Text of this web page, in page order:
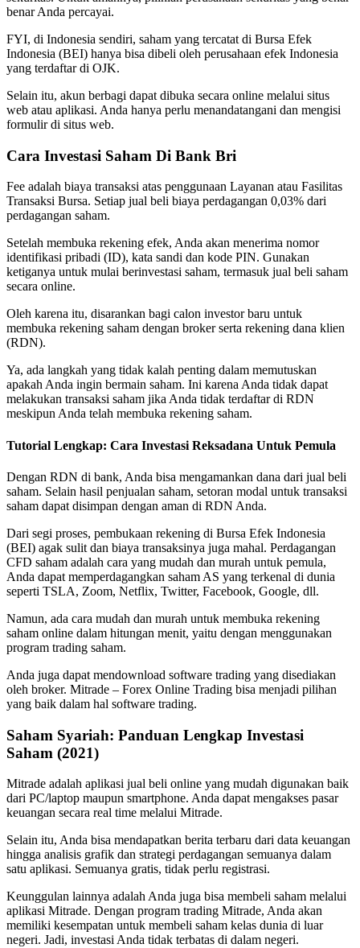
benar Anda percayai.
FYI, di Indonesia sendiri, saham yang tercatat di Bursa Efek
Indonesia (BEI) hanya bisa dibeli oleh perusahaan efek Indonesia
yang terdaftar di OJK.
Selain itu, akun berbagi dapat dibuka secara online melalui situs
web atau aplikasi. Anda hanya perlu menandatangani dan mengisi
formulir di situs web.
Cara Investasi Saham Di Bank Bri
Fee adalah biaya transaksi atas penggunaan Layanan atau Fasilitas
Transaksi Bursa. Setiap jual beli biaya perdagangan 0,03% dari
perdagangan saham.
Setelah membuka rekening efek, Anda akan menerima nomor
identifikasi pribadi (ID), kata sandi dan kode PIN. Gunakan
ketiganya untuk mulai berinvestasi saham, termasuk jual beli saham
secara online.
Oleh karena itu, disarankan bagi calon investor baru untuk
membuka rekening saham dengan broker serta rekening dana klien
(RDN).
Ya, ada langkah yang tidak kalah penting dalam memutuskan
apakah Anda ingin bermain saham. Ini karena Anda tidak dapat
melakukan transaksi saham jika Anda tidak terdaftar di RDN
meskipun Anda telah membuka rekening saham.
Tutorial Lengkap: Cara Investasi Reksadana Untuk Pemula
Dengan RDN di bank, Anda bisa mengamankan dana dari jual beli
saham. Selain hasil penjualan saham, setoran modal untuk transaksi
saham dapat disimpan dengan aman di RDN Anda.
Dari segi proses, pembukaan rekening di Bursa Efek Indonesia
(BEI) agak sulit dan biaya transaksinya juga mahal. Perdagangan
CFD saham adalah cara yang mudah dan murah untuk pemula,
Anda dapat memperdagangkan saham AS yang terkenal di dunia
seperti TSLA, Zoom, Netflix, Twitter, Facebook, Google, dll.
Namun, ada cara mudah dan murah untuk membuka rekening
saham online dalam hitungan menit, yaitu dengan menggunakan
program trading saham.
Anda juga dapat mendownload software trading yang disediakan
oleh broker. Mitrade – Forex Online Trading bisa menjadi pilihan
yang baik dalam hal software trading.
Saham Syariah: Panduan Lengkap Investasi
Saham (2021)
Mitrade adalah aplikasi jual beli online yang mudah digunakan baik
dari PC/laptop maupun smartphone. Anda dapat mengakses pasar
keuangan secara real time melalui Mitrade.
Selain itu, Anda bisa mendapatkan berita terbaru dari data keuangan
hingga analisis grafik dan strategi perdagangan semuanya dalam
satu aplikasi. Semuanya gratis, tidak perlu registrasi.
Keunggulan lainnya adalah Anda juga bisa membeli saham melalui
aplikasi Mitrade. Dengan program trading Mitrade, Anda akan
memiliki kesempatan untuk membeli saham kelas dunia di luar
negeri. Jadi, investasi Anda tidak terbatas di dalam negeri.